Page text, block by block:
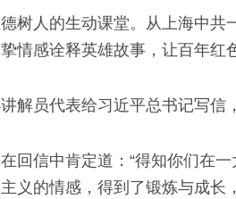
树人的生动课堂。从上海中
情感诠释英雄故事，让百年红
解员代表给习近平总书记写信
回信中肯定道：“得知你们在
义的情感，得到了锻炼与成长